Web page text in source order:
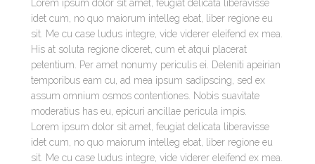
Lorem ipsum dolor sit amet, feugiat delicata liberavisse
idet cum, no quo maiorum intelleg ebat, liber regione eu
sit. Me cu case ludus integre, vide viderer eleifend ex mea.
His at soluta regione diceret, cum et atqui placerat
petentium. Per amet nonumy periculis ei. Deleniti apeirian
temporibus eam cu, ad mea ipsum sadipscing, sed ex
assum omnium osmos contentiones. Nobis suavitate
moderatius has eu, epicuri ancillae pericula impis.
Lorem ipsum dolor sit amet, feugiat delicata liberavisse
idet cum, no quo maiorum intelleg ebat, liber regione eu
sit. Me cu case ludus integre, vide viderer eleifend ex mea.